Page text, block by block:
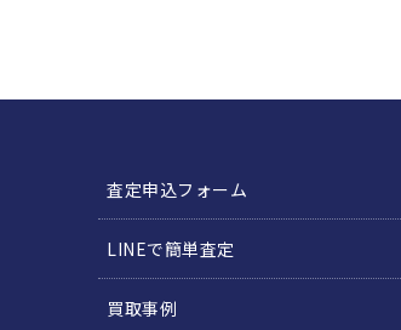
査定申込フォーム
LINEで簡単査定
買取事例